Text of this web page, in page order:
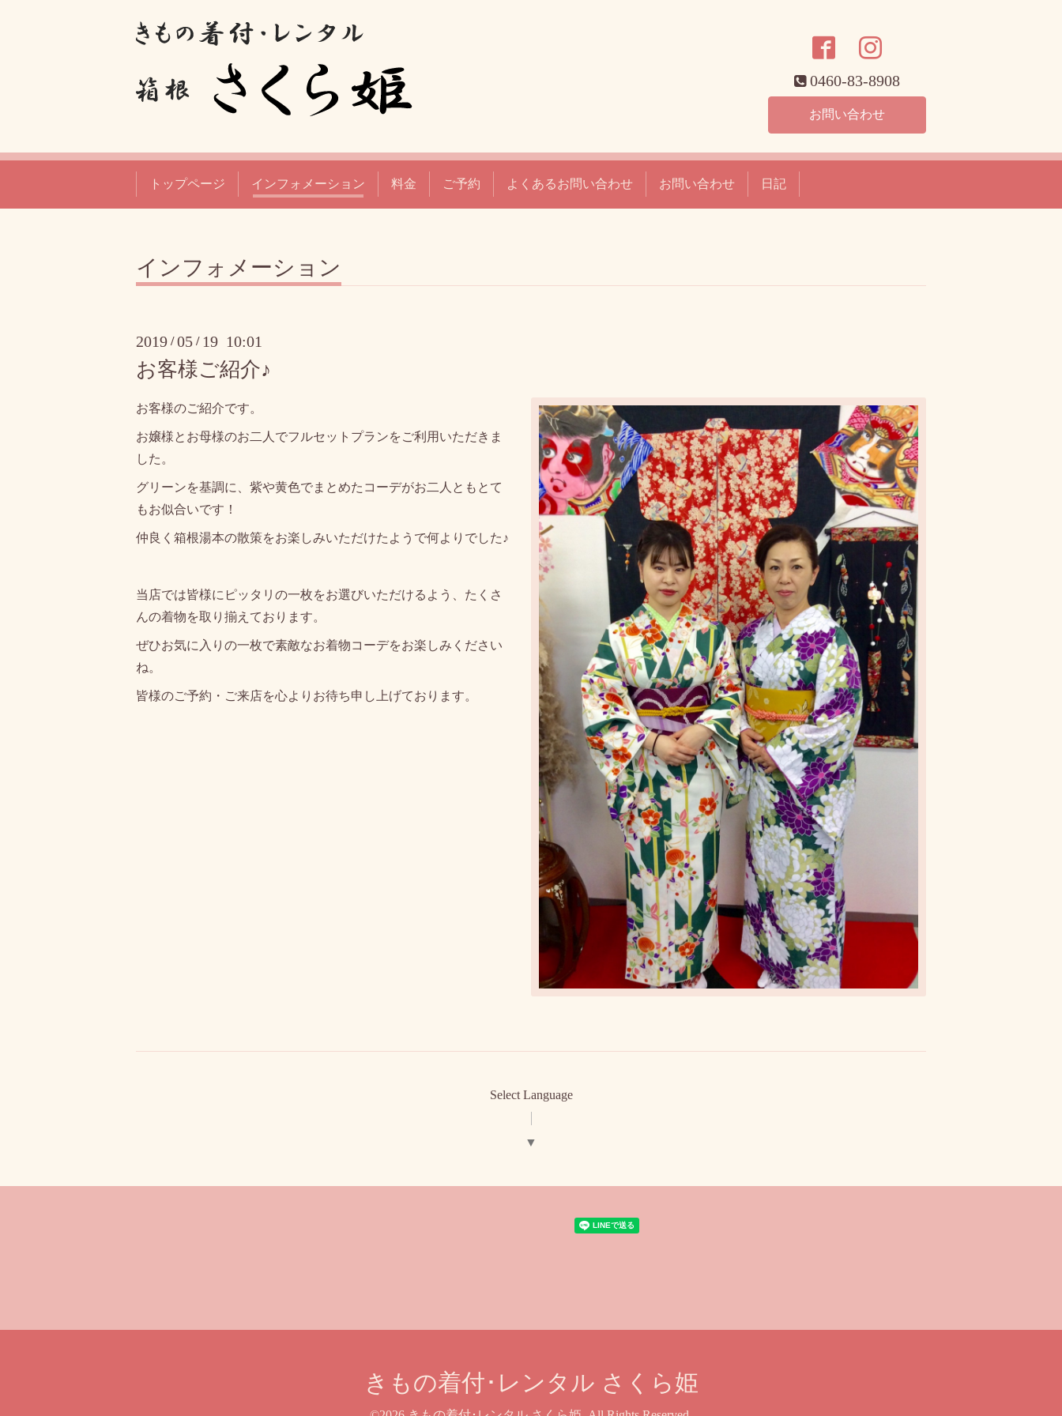
0460-83-8908
お問い合わせ
トップページ インフォメーション 料金 ご予約 よくあるお問い合わせ お問い合わせ 日記
インフォメーション
2019 /05 / 19 10:01
お客様ご紹介♪
お客様のご紹介です。
お嬢様とお母様のお二人でフルセットプランをご利用いただきま
した。
グリーンを基調に、紫や黄色でまとめたコーデがお二人ともとて
もお似合いです！
仲良く箱根湯本の散策をお楽しみいただけたようで何よりでした♪
当店では皆様にピッタリの一枚をお選びいただけるよう、たくさ
んの着物を取り揃えております。
ぜひお気に入りの一枚で素敵なお着物コーデをお楽しみください
ね。
皆様のご予約・ご来店を心よりお待ち申し上げております。
Select Language
▼
きもの着付･レンタル さくら姫